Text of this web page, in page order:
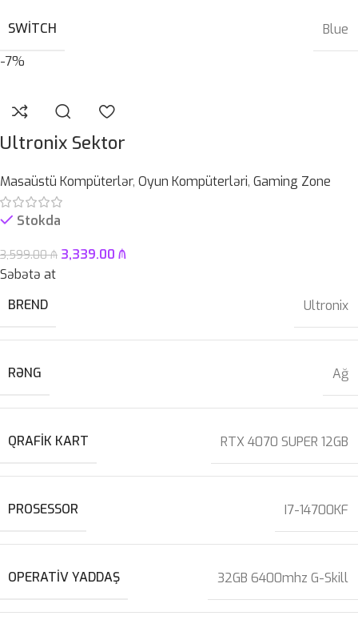
SWITCH
Blue
-7%
Ultronix Sektor
Masaüstü Kompüterlər, Oyun Kompüterləri, Gaming Zone
Stokda
3,599.00₼ 3,339.00 ₼
Səbətə at
BREND
Ultronix
RƏNG Ağ
QRAFIK KART RTX 4070 SUPER 12GB
PROSESSOR I7-14700KF
OPERATIV YADDAŞ 32GB 6400mhz G-Skill